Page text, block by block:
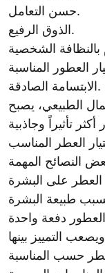
حسن التعامل.
الذوق الرفيع.
الابتسامة الصادقة.
الطبيعي، يصبح
العطر المناسب
العطر على البشرة
دفعة واحدة
حسب المناسبة